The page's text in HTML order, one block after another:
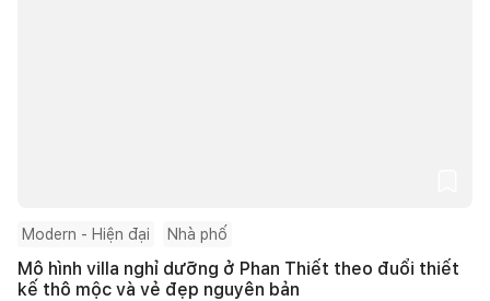
Modern - Hiện đại Nhà phố
Mô hình villa nghỉ dưỡng ở Phan Thiết theo đuổi thiết
kế thô mộc và vẻ đẹp nguyên bản